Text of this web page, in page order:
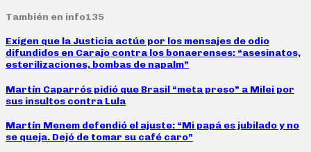
También en info135
Exigen que la Justicia actúe por los mensajes de odio
difundidos en Carajo contra los bonaerenses: “asesinatos,
esterilizaciones, bombas de napalm”
Martín Caparrós pidió que Brasil “meta preso” a Milei por
sus insultos contra Lula
Martín Menem defendió el ajuste: “Mi papá es jubilado y no
se queja. Dejó de tomar su café caro”